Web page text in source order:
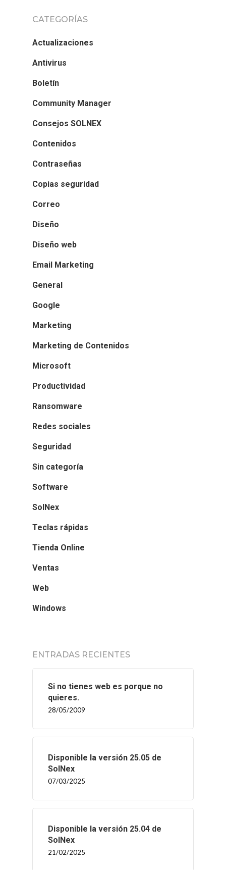
CATEGORÍAS
Actualizaciones
Antivirus
Boletín
Community Manager
Consejos SOLNEX
Contenidos
Contraseñas
Copias seguridad
Correo
Diseño
Diseño web
Email Marketing
General
Google
Marketing
Marketing de Contenidos
Microsoft
Productividad
Ransomware
Redes sociales
Seguridad
Sin categoría
Software
SolNex
Teclas rápidas
Tienda Online
Ventas
Web
Windows
ENTRADAS RECIENTES
Si no tienes web es porque no
quieres.
28/05/2009
Disponible la versión 25.05 de
SolNex
07/03/2025
Disponible la versión 25.04 de
SolNex
21/02/2025